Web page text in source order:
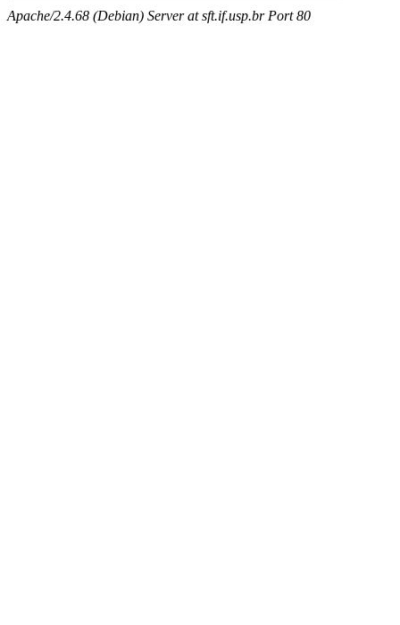
Apache/2.4.68 (Debian) Server at sft.if.usp.br Port 80